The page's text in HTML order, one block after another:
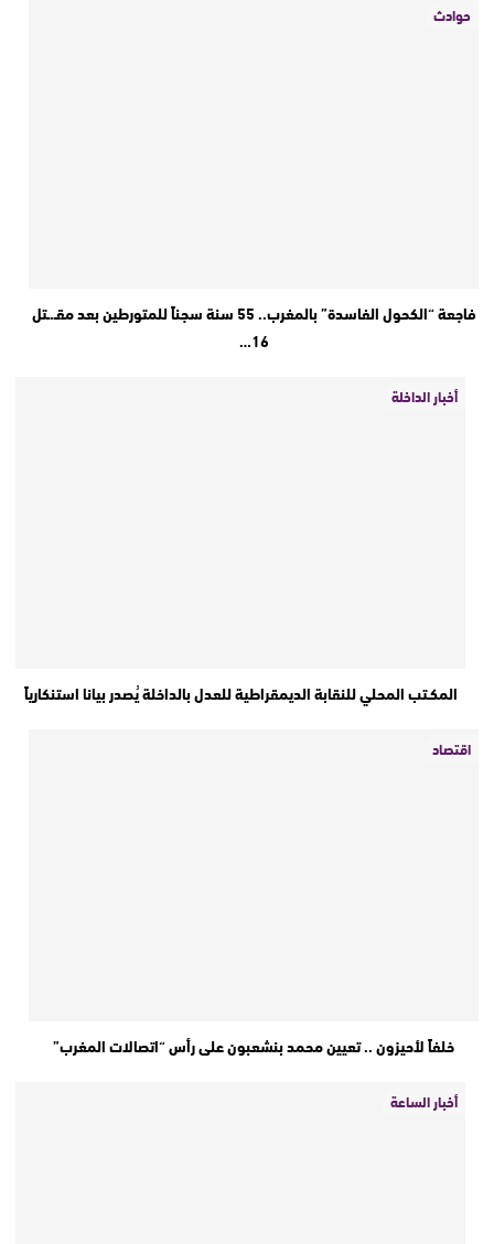
حوادث
فاجعة “الكحول الفاسدة” بالمغرب.. 55 سنة سجناً للمتورطين بعد مقـ.ـتل
16…
أخبار الداخلة
المكـتب المحلي للنقابة الديمقراطية للعدل بالداخلة يُصدر بيانا استنكارياً
اقتصاد
خلفاً لأحيزون .. تعيين محمد بنشعبون على رأس “اتصالات المغرب”
أخبار الساعة